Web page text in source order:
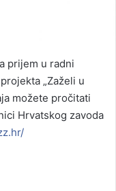
prijem u radni
„Zaželi u
možete pročitati
Hrvatskog zavoda